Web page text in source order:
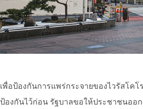
เพื่อป้องกันการแพร่กระจายของไวรัสโค
ป้องกันไว้ก่อน รัฐบาลขอให้ประชาชนออ